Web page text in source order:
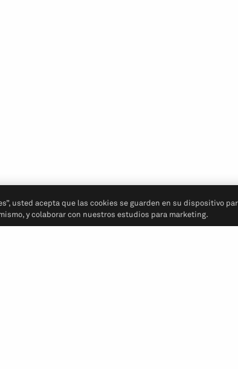
usted acepta que las cookies se guarden en su dispositivo
y colaborar con nuestros estudios para marketing.